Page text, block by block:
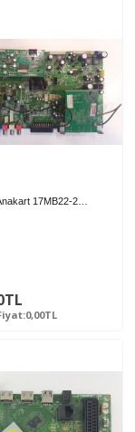
17MB22-2…